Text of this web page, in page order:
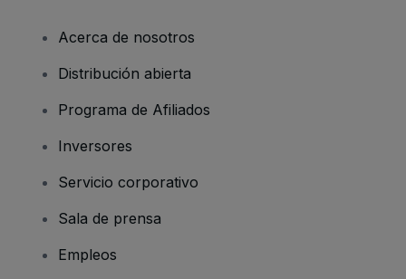
Acerca de nosotros
Distribución abierta
Programa de Afiliados
Inversores
Servicio corporativo
Sala de prensa
Empleos